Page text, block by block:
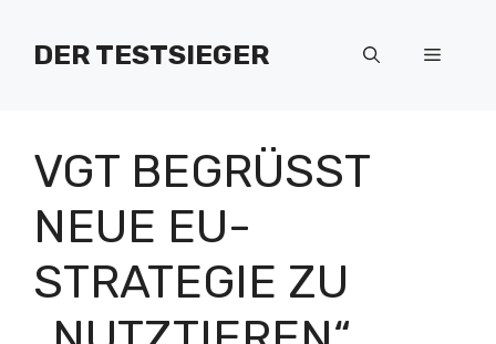
Inhalt
springenDER TESTSIEGER Menü
VGT BEGRÜSST N
EUE EU-S
TRATEGIE ZU „